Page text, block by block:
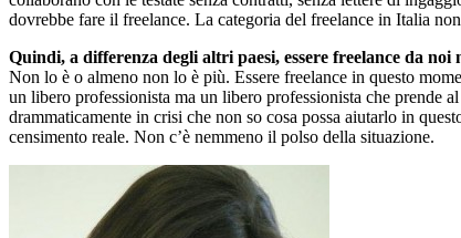
dovrebbe fare il freelance. La categoria del freelance in Italia
Quindi, a differenza degli altri paesi, essere freelance da
Non lo è o almeno non lo è più. Essere freelance in questo
un libero professionista ma un libero professionista che prende
drammaticamente in crisi che non so cosa possa aiutarlo in
censimento reale. Non c’è nemmeno il polso della situazione.